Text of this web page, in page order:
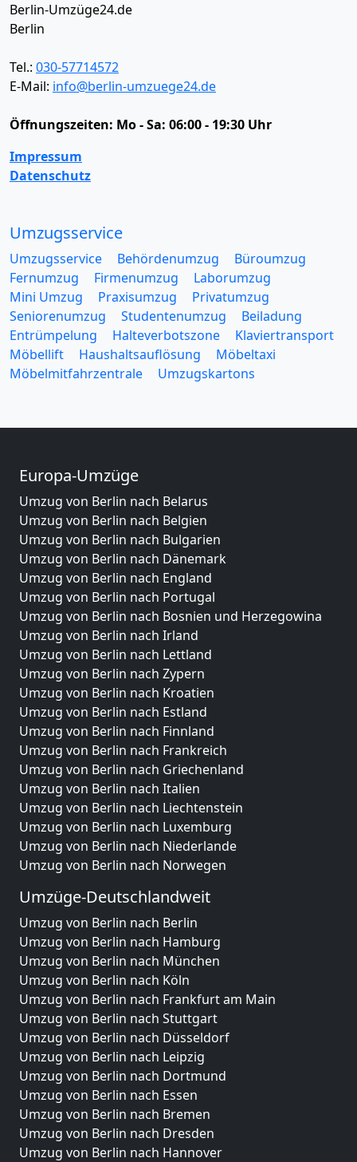
Berlin-Umzüge24.de
Berlin
Tel.: 030-57714572
E-Mail: info@berlin-umzuege24.de
Öffnungszeiten: Mo - Sa: 06:00 - 19:30 Uhr
Impressum
Datenschutz
Umzugsservice
Umzugsservice Behördenumzug
Büroumzug
Fernumzug
Firmenumzug
Laborumzug
Mini Umzug
Praxisumzug
Privatumzug
Seniorenumzug
Studentenumzug
Beiladung
Entrümpelung
Halteverbotszone
Klaviertransport
Möbellift
Haushaltsauflösung
Möbeltaxi
Möbelmitfahrzentrale
Umzugskartons
Europa-Umzüge
Umzug von Berlin nach Belarus
Umzug von Berlin nach Belgien
Umzug von Berlin nach Bulgarien
Umzug von Berlin nach Dänemark
Umzug von Berlin nach England
Umzug von Berlin nach Portugal
Umzug von Berlin nach Bosnien und Herzegowina
Umzug von Berlin nach Irland
Umzug von Berlin nach Lettland
Umzug von Berlin nach Zypern
Umzug von Berlin nach Kroatien
Umzug von Berlin nach Estland
Umzug von Berlin nach Finnland
Umzug von Berlin nach Frankreich
Umzug von Berlin nach Griechenland
Umzug von Berlin nach Italien
Umzug von Berlin nach Liechtenstein
Umzug von Berlin nach Luxemburg
Umzug von Berlin nach Niederlande
Umzug von Berlin nach Norwegen
Umzüge-Deutschlandweit
Umzug von Berlin nach Berlin
Umzug von Berlin nach Hamburg
Umzug von Berlin nach München
Umzug von Berlin nach Köln
Umzug von Berlin nach Frankfurt am Main
Umzug von Berlin nach Stuttgart
Umzug von Berlin nach Düsseldorf
Umzug von Berlin nach Leipzig
Umzug von Berlin nach Dortmund
Umzug von Berlin nach Essen
Umzug von Berlin nach Bremen
Umzug von Berlin nach Dresden
Umzug von Berlin nach Hannover